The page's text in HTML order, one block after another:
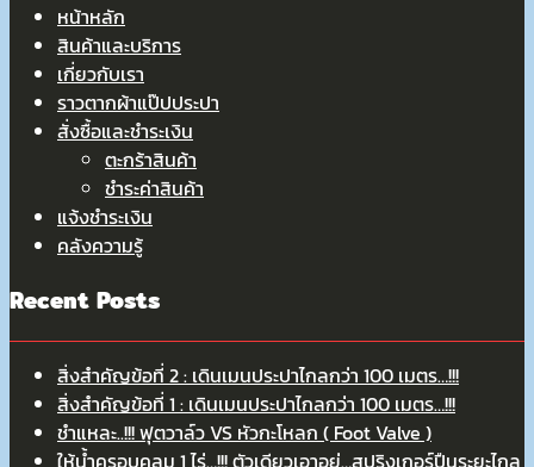
หน้าหลัก
สินค้าและบริการ
เกี่ยวกับเรา
ราวตากผ้าแป๊ปประปา
สั่งซื้อและชำระเงิน
ตะกร้าสินค้า
ชำระค่าสินค้า
แจ้งชำระเงิน
คลังความรู้
Recent Posts
สิ่งสำคัญข้อที่ 2 : เดินเมนประปาไกลกว่า 100 เมตร…!!!
สิ่งสำคัญข้อที่ 1 : เดินเมนประปาไกลกว่า 100 เมตร…!!!
ชำแหละ..!!! ฟุตวาล์ว VS หัวกะโหลก ( Foot Valve )
ให้น้ำครอบคลุม 1 ไร่…!!! ตัวเดียวเอาอยู่…สปริงเกอร์ปืนระยะไกล